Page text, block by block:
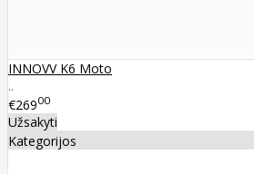
INNOVV K6 Moto
..
€26900
Užsakyti
Kategorijos